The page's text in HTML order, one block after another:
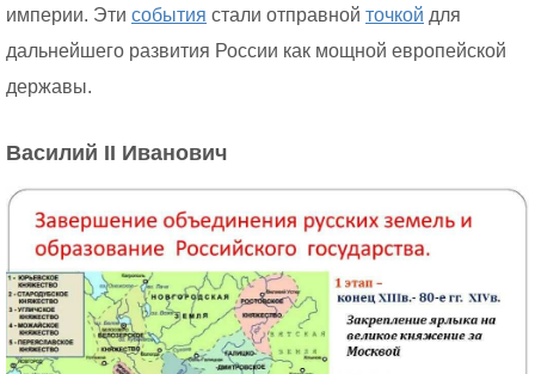
империи. Эти события стали отправной точкой для
дальнейшего развития России как мощной европейской
державы.
Василий II Иванович